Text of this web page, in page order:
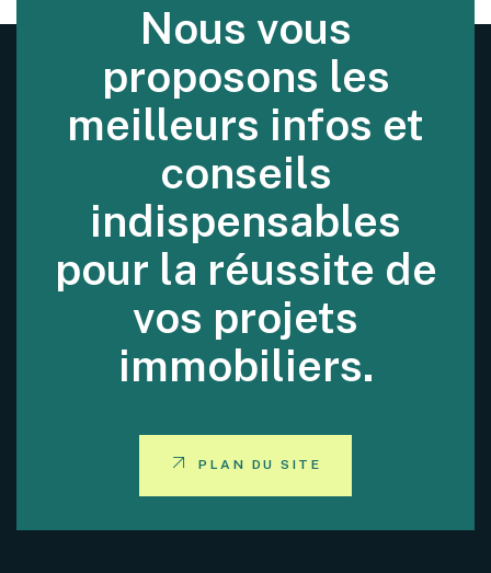
Nous vous
proposons les
meilleurs infos et
conseils
indispensables
pour la réussite de
vos projets
immobiliers.
PLAN DU SITE